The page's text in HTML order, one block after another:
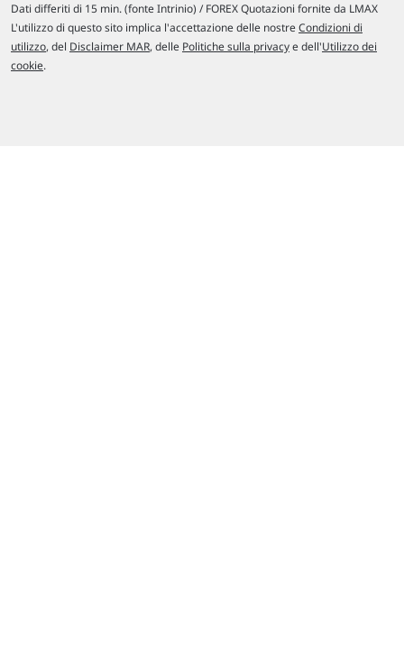
Dati differiti di 15 min. (fonte Intrinio) / FOREX Quotazioni fornite da LMAX
L'utilizzo di questo sito implica l'accettazione delle nostreCondizioni di
utilizzo, del Disclaimer MAR, delle Politiche sulla privacye dell'Utilizzo dei
cookie.